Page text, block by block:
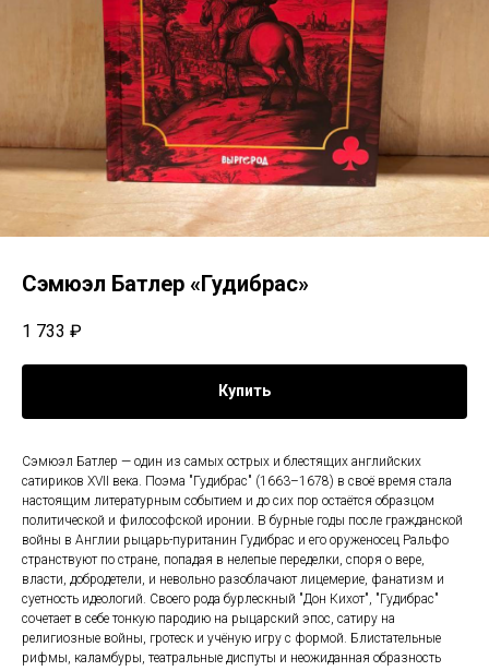
Сэмюэл Батлер «Гудибрас»
1 733 ₽
Купить
Сэмюэл Батлер — один из самых острых и блестящих английских
сатириков XVII века. Поэма "Гудибрас" (1663–1678) в своё время стала
настоящим литературным событием и до сих пор остаётся образцом
политической и философской иронии. В бурные годы после гражданской
войны в Англии рыцарь-пуританин Гудибрас и его оруженосец Ральфо
странствуют по стране, попадая в нелепые переделки, споря о вере,
власти, добродетели, и невольно разоблачают лицемерие, фанатизм и
суетность идеологий. Своего рода бурлескный "Дон Кихот", "Гудибрас"
сочетает в себе тонкую пародию на рыцарский эпос, сатиру на
религиозные войны, гротеск и учёную игру с формой. Блистательные
рифмы, каламбуры, театральные диспуты и неожиданная образность